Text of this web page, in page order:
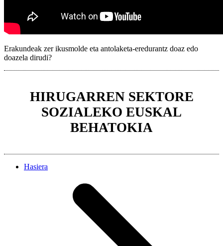
Erakundeak zer ikusmolde eta antolaketa-eredurantz doaz edo
doazela dirudi?
HIRUGARREN SEKTORE
SOZIALEKO EUSKAL
BEHATOKIA
Hasiera